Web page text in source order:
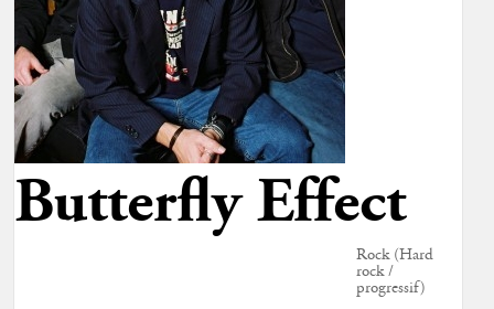
Butterfly Effect
Rock (Hard
rock /
progressif)